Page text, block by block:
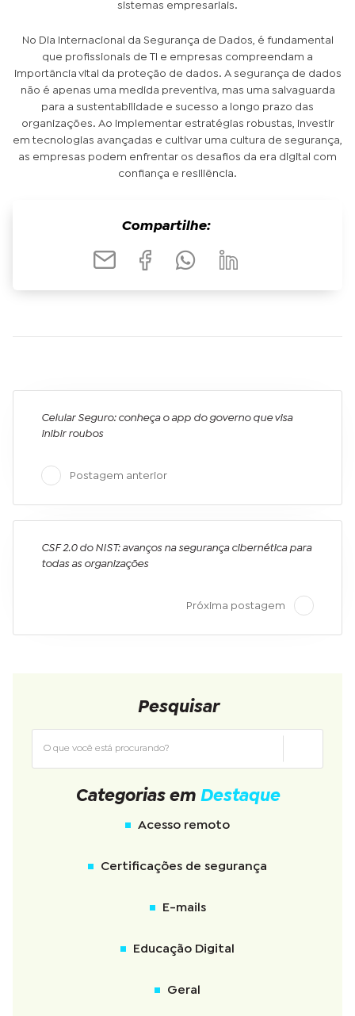
sistemas empresariais.
No Dia Internacional da Segurança de Dados, é fundamental
que profissionais de TI e empresas compreendam a
importância vital da proteção de dados. A segurança de dados
não é apenas uma medida preventiva, mas uma salvaguarda
para a sustentabilidade e sucesso a longo prazo das
organizações. Ao implementar estratégias robustas, investir
em tecnologias avançadas e cultivar uma cultura de segurança,
as empresas podem enfrentar os desafios da era digital com
confiança e resiliência.
Compartilhe:
Celular Seguro: conheça o app do governo que visa
inibir roubos
Postagem anterior
CSF 2.0 do NIST: avanços na segurança cibernética para
todas as organizações
Próxima postagem
Pesquisar
Categorias em Destaque
Acesso remoto
Certificações de segurança
E-mails
Educação Digital
Geral